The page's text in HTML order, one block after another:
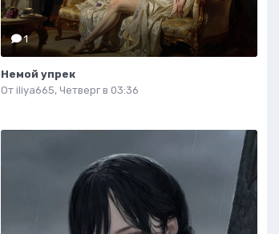
1
Немой упрек
От iliya665, Четверг в 03:36